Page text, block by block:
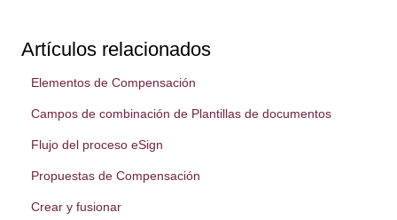
Artículos relacionados
Elementos de Compensación
Campos de combinación de Plantillas de documentos
Flujo del proceso eSign
Propuestas de Compensación
Crear y fusionar